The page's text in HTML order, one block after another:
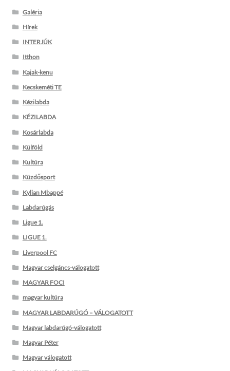
Galéria
Hírek
INTERJÚK
Itthon
Kajak-kenu
Kecskeméti TE
Kézilabda
KÉZILABDA
Kosárlabda
Külföld
Kultúra
Küzdősport
Kylian Mbappé
Labdarúgás
Ligue 1.
LIGUE 1.
Liverpool FC
Magyar cselgáncs-válogatott
MAGYAR FOCI
magyar kultúra
MAGYAR LABDARÚGÓ – VÁLOGATOTT
Magyar labdarúgó-válogatott
Magyar Péter
Magyar válogatott